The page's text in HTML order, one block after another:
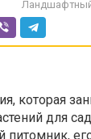
которая
для
питомник,